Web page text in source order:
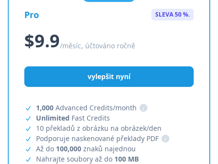
Pro SLEVA 50 %.
$9.9/měsíc, účtováno ročně
vylepšit nyní
1,000 Advanced Credits/month
i
Unlimited Fast Credits
10 překladů z obrázku na obrázek/den
Podporuje naskenované překlady PDF
i
Až do 100,000 znaků najednou
Nahrajte soubory až do 100 MB